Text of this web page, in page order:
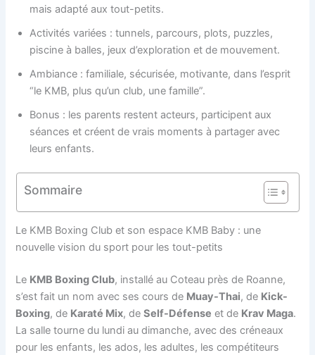
mais adapté aux tout-petits.
Activités variées : tunnels, parcours, plots, puzzles,
piscine à balles, jeux d’exploration et de mouvement.
Ambiance : familiale, sécurisée, motivante, dans l’esprit
“le KMB, plus qu’un club, une famille”.
Bonus : les parents restent acteurs, participent aux
séances et créent de vrais moments à partager avec
leurs enfants.
Sommaire
Le KMB Boxing Club et son espace KMB Baby : une
nouvelle vision du sport pour les tout-petits
Le KMB Boxing Club, installé au Coteau près de Roanne,
s’est fait un nom avec ses cours de Muay-Thai, de Kick-
Boxing, de Karaté Mix, deSelf-Défense et de Krav Maga.
La salle tourne du lundi au dimanche, avec des créneaux
pour les enfants, les ados, les adultes, les compétiteurs